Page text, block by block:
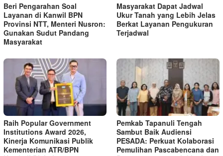
Beri Pengarahan Soal
Layanan di Kanwil BPN
Provinsi NTT, Menteri Nusron:
Gunakan Sudut Pandang
Masyarakat
Masyarakat Dapat Jadwal
Ukur Tanah yang Lebih Jelas
Berkat Layanan Pengukuran
Terjadwal
Raih Popular Government
Institutions Award 2026,
Kinerja Komunikasi Publik
Kementerian ATR/BPN
Pemkab Tapanuli Tengah
Sambut Baik Audiensi
PESADA: Perkuat Kolaborasi
Pemulihan Pascabencana dan